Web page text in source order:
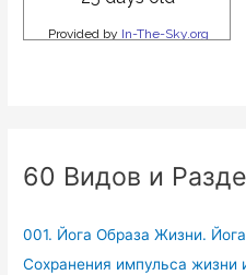
60 Видов и
001. Йога Образа Жизни.
Сохранения импульса жизни